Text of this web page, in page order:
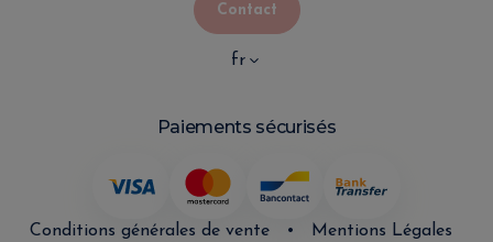
Contact
fr
Paiements sécurisés
Conditions générales de vente • Mentions Légales